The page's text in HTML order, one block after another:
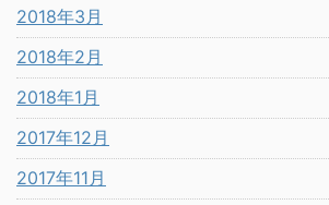
2018年3月
2018年2月
2018年1月
2017年12月
2017年11月